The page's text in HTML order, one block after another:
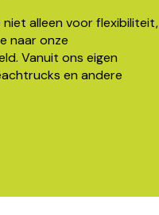
alleen voor flexibiliteit,
naar onze
Vanuit ons eigen
en andere